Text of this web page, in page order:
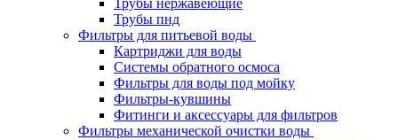
Трубы пнд
Фильтры для питьевой воды
Картриджи для воды
Системы обратного осмоса
Фильтры для воды под мойку
Фильтры-кувшины
Фитинги и аксессуары для фильтров
Фильтры механической очистки воды